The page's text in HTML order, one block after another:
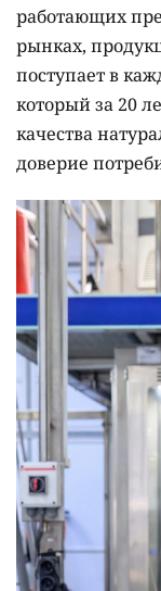
работающих
рынках,
поступает в
который за 20
качества
доверие